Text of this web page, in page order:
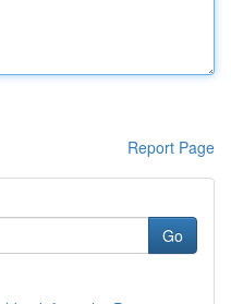
Report Page
Go